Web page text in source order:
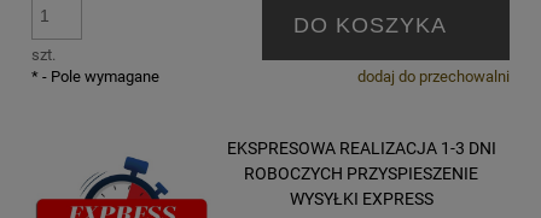
szt.
DO KOSZYKA
dodaj do przechowalni
* - Pole wymagane
EKSPRESOWA REALIZACJA 1-3 DNI
ROBOCZYCH PRZYSPIESZENIE
WYSYŁKI EXPRESS